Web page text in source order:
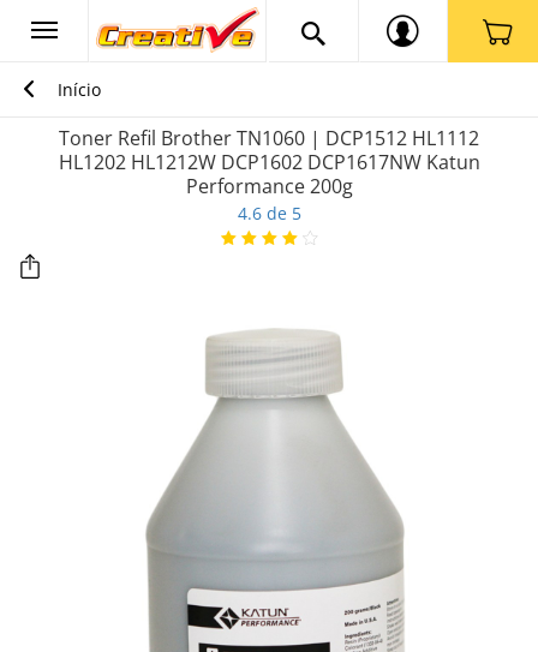
Início
Toner Refil Brother TN1060 | DCP1512 HL1112
HL1202 HL1212W DCP1602 DCP1617NW Katun
Performance 200g
4.6 de 5